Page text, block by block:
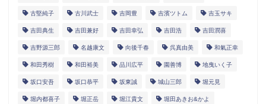
古堅純子 古川武士 吉岡豊 吉濱ツトム 吉玉サキ
吉田典生 吉田兼好 吉田幸弘 吉田浩 吉田潤喜
吉野源三郎 名越康文 向後千春 呉真由美 和氣正幸
和田秀樹 和田裕美 品川広平 園善博 地曳いく子
坂口安吾 坂口恭平 坂東誠 城山三郎 堀元見
堀内都喜子 堀正岳 堀江貴文 堀田あきお&かよ